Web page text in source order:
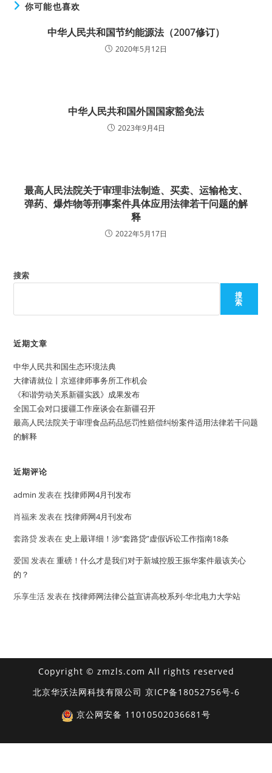
你可能也喜欢
中华人民共和国节约能源法（2007修订）
2020年5月12日
中华人民共和国外国国家豁免法
2023年9月4日
最高人民法院关于审理非法制造、买卖、运输枪支、
弹药、爆炸物等刑事案件具体应用法律若干问题的解
释
2022年5月17日
搜索
搜
索
近期文章
中华人民共和国生态环境法典
大律请就位丨京巡律师事务所工作机会
《和谐劳动关系新疆实践》成果发布
全国工会对口援疆工作座谈会在新疆召开
最高人民法院关于审理食品药品惩罚性赔偿纠纷案件适用法律若干问题
的解释
近期评论
admin 发表在找律师网4月刊发布
肖福来发表在找律师网4月刊发布
套路贷发表在 史上最详细！涉“套路贷”虚假诉讼工作指南18条
爱国 发表在重磅！什么才是我们对于新城控股王振华案件最该关心
的？
乐享生活发表在找律师网法律公益宣讲高校系列-华北电力大学站
Copyright © zmzls.com All rights reserved
北京华沃法网科技有限公司 京ICP备18052756号-6
京公网安备 11010502036681号